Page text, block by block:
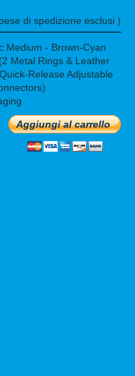
di spedizione esclusi )
Medium - Brown-Cyan
Metal Rings & Leather
Release Adjustable
Aggiungi al carrello